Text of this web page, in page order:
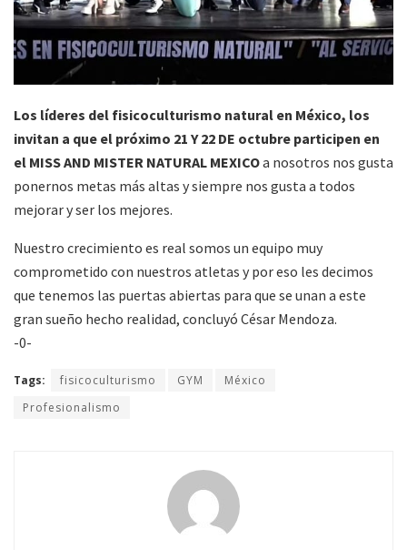
Los líderes del fisicoculturismo natural en México, los
invitan a que el próximo 21 Y 22 DE octubre participen en
el MISS AND MISTER NATURAL MEXICOa nosotros nos gusta
ponernos metas más altas y siempre nos gusta a todos
mejorar y ser los mejores.
Nuestro crecimiento es real somos un equipo muy
comprometido con nuestros atletas y por eso les decimos
que tenemos las puertas abiertas para que se unan a este
gran sueño hecho realidad, concluyó César Mendoza.
-0-
Tags: fisicoculturismo GYM
México
Profesionalismo